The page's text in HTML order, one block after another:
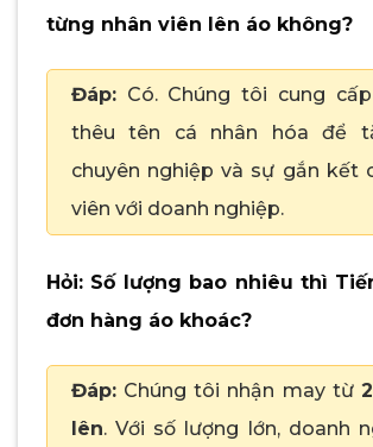
từng nhân viên lên áo không?
Đáp: Có. Chúng tôi cung
thêu tên cá nhân hóa để
chuyên nghiệp và sự gắn kết
viên với doanh nghiệp.
Hỏi: Số lượng bao nhiêu thì
đơn hàng áo khoác?
Đáp: Chúng tôi nhận may từ
lên. Với số lượng lớn, doanh